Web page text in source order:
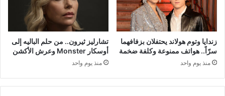
زندايا وتوم هولاند يحتفلان بزفافهما
سرّاً.. هواتف ممنوعة وكلفة ضخمة
منذ يوم واحد
تشارليز ثيرون.. من حلم الباليه إلى
أوسكار Monster وعرش الأكشن
منذ يوم واحد